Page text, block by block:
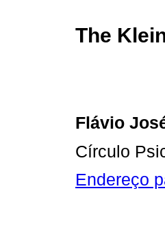
The
Flávio
Círculo
Endereço